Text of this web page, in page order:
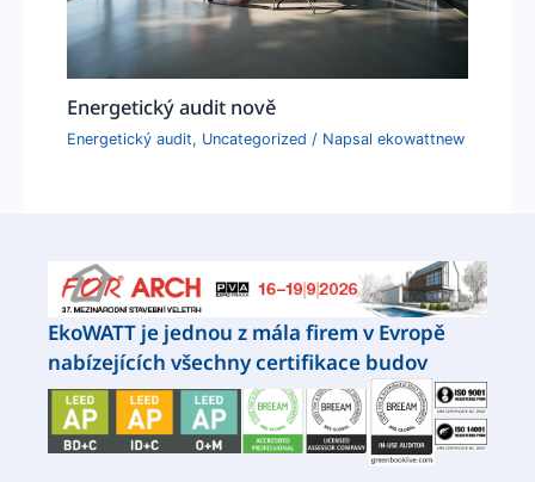
Energetický audit nově
Energetický audit, Uncategorized / Napsalekowattnew
EkoWATT je jednou z mála firem v Evropě
nabízejících všechny certifikace budov